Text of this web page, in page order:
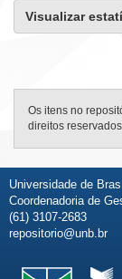
Visualizar
Os itens no
direitos
Universidade de
Coordenadoria de
(61) 3107-2683
repositorio@unb.br